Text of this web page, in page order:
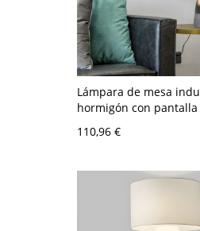
Lámpara de mesa
hormigón con
tintado, luz ambiental
de noche - Gris Humo
110,96 €